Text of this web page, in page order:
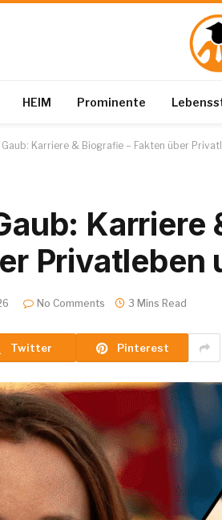
HEIM Prominente
Gaub: Karriere & Biografie – Fakten über
Karriere
Privatleben
No Comments 3 Mins Read
Twitter Pinterest